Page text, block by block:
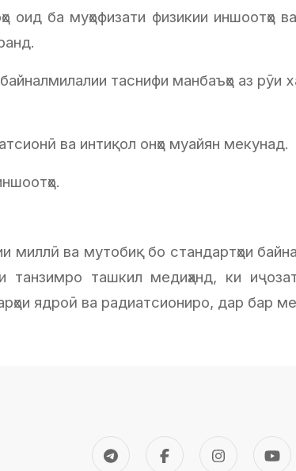
ба муҳофизати физикии иншоотҳо ва
таснифи манбаъҳо аз рӯи
ва интиқол онҳо муайян мекунад.
миллӣ ва мутобиқ бо стандартҳои
ташкил медиҳанд, ки
ядроӣ ва радиатсиониро, дар бар